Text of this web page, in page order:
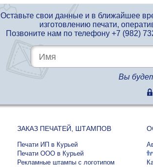
Оставьте свои данные и в ближайшее
изготовлению печати,
Позвоните нам по телефону +7 (982)
Вы
ЗАКАЗ ПЕЧАТЕЙ, ШТАМПОВ
Печати ИП в Курьей
Печати ООО в Курьей
Рекламные штампы с логотипом